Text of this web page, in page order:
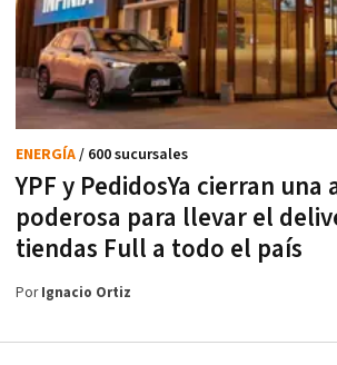
YPF y PedidosYa cierran una
poderosa para llevar el
tiendas Full a todo el país
ENERGÍA/ 600 sucursales
PorIgnacio Ortiz